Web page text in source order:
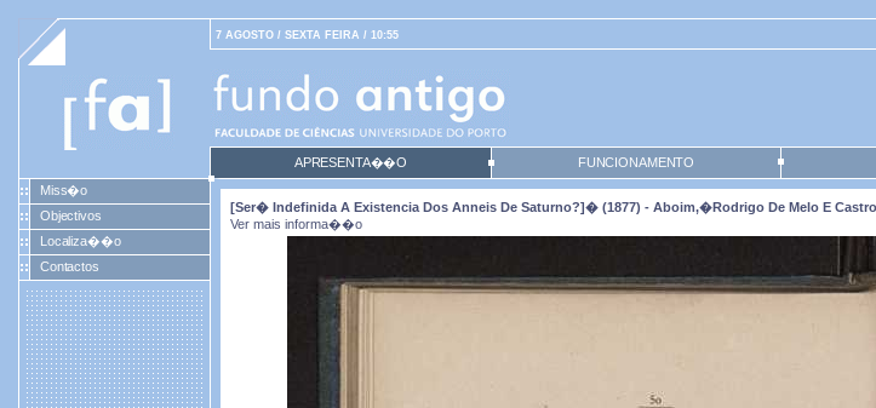
7 AGOSTO / SEXTA FEIRA / 10:55
APRESENTA��O FUNCIONAMENTO
Miss�o
Objectivos
Localiza��o
Contactos
[Ser� Indefinida A Existencia Dos Anneis De Saturno?]� (1877) - Aboim,�Rodrigo De Melo E Castro
Ver mais informa��o